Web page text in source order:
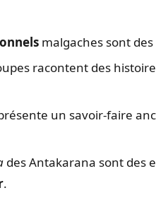
malgaches sont des
racontent des
un savoir-faire
des Antakarana sont des
.